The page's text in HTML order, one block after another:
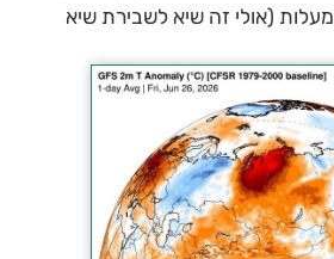
השיא הקודם היה 19.1 מעלות (אולי זה שיא לשבירת שיא